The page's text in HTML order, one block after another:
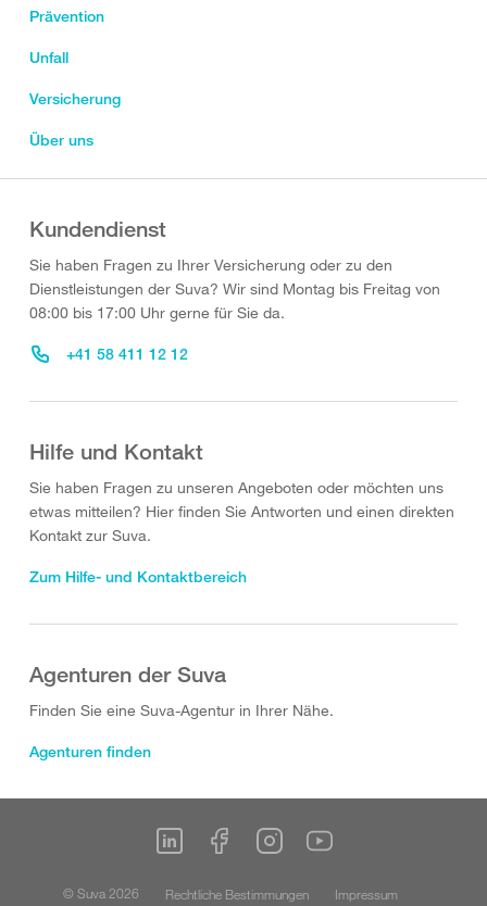
Prävention
Unfall
Versicherung
Über uns
Kundendienst
Sie haben Fragen zu Ihrer Versicherung oder zu den
Dienstleistungen der Suva? Wir sind Montag bis Freitag von
08:00 bis 17:00 Uhr gerne für Sie da.
+41 58 411 12 12
Hilfe und Kontakt
Sie haben Fragen zu unseren Angeboten oder möchten uns
etwas mitteilen? Hier finden Sie Antworten und einen direkten
Kontakt zur Suva.
Zum Hilfe- und Kontaktbereich
Agenturen der Suva
Finden Sie eine Suva-Agentur in Ihrer Nähe.
Agenturen finden
© Suva 2026 Rechtliche Bestimmungen Impressum